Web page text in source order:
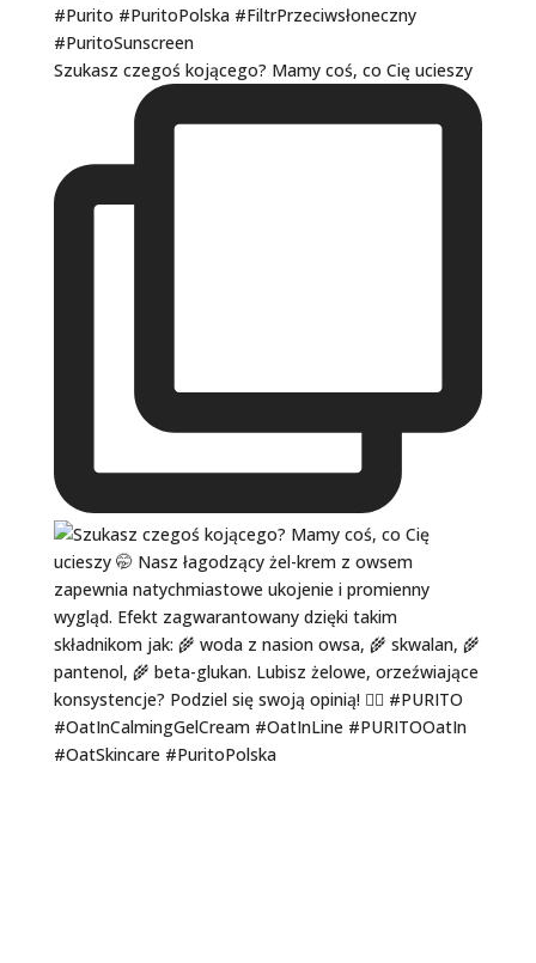
Szukasz czegoś kojącego? Mamy coś, co Cię ucieszy